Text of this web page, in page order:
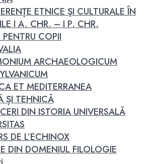
ETNICE ŞI CULTURALE ÎN
I A. CHR. – I P. CHR.
PENTRU COPII
ARCHAEOLOGICUM
ET MEDITERRANEA
ȘI TEHNICĂ
DIN ISTORIA UNIVERSALĂ
DE L’ECHINOX
DIN DOMENIUL FILOLOGIE